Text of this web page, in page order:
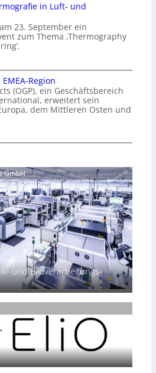
in Luft- und
23. September ein
zum Thema ‚Thermography
Region
(OGP), ein Geschäftsbereich
erweitert sein
dem Mittleren Osten und
GmbH
und Bildverarbeitungs-